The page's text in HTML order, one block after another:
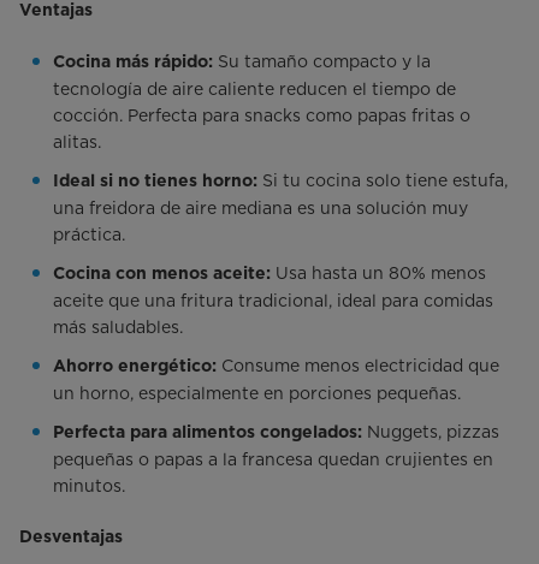
Ventajas
Cocina más rápido: Su tamaño compacto y la
tecnología de aire caliente reducen el tiempo de
cocción. Perfecta para snacks como papas fritas o
alitas.
Ideal si no tienes horno: Si tu cocina solo tiene estufa,
una freidora de aire mediana es una solución muy
práctica.
Cocina con menos aceite: Usa hasta un 80% menos
aceite que una fritura tradicional, ideal para comidas
más saludables.
Ahorro energético: Consume menos electricidad que
un horno, especialmente en porciones pequeñas.
Perfecta para alimentos congelados: Nuggets, pizzas
pequeñas o papas a la francesa quedan crujientes en
minutos.
Desventajas